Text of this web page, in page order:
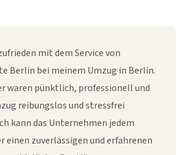
mit dem Service von
Berlin bei meinem Umzug in Berlin.
waren pünktlich, professionell und
reibungslos und stressfrei
kann das Unternehmen jedem
einen zuverlässigen und erfahrenen